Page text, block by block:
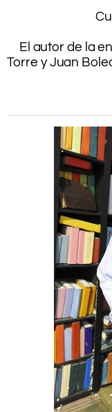
El autor de la
Torre y Juan